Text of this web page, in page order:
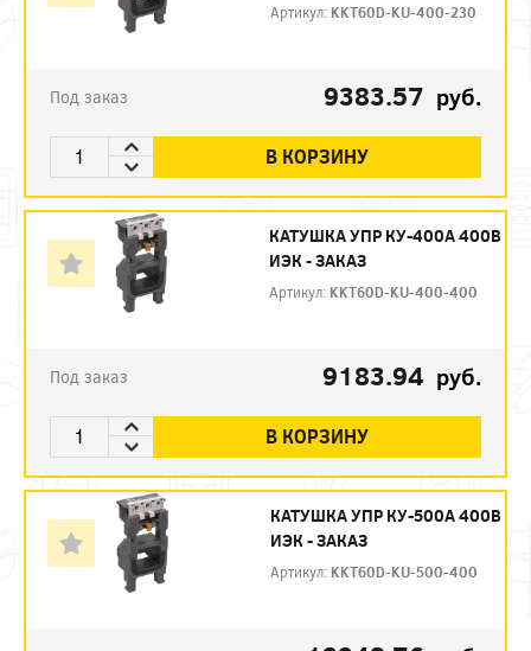
Артикул: KKT60D-KU-400-230
Под заказ 9383.57 руб.
В КОРЗИНУ
КАТУШКА УПР КУ-400А 400В
ИЭК - ЗАКАЗ
Артикул: KKT60D-KU-400-400
Под заказ 9183.94 руб.
В КОРЗИНУ
КАТУШКА УПР КУ-500А 400В
ИЭК - ЗАКАЗ
Артикул: KKT60D-KU-500-400